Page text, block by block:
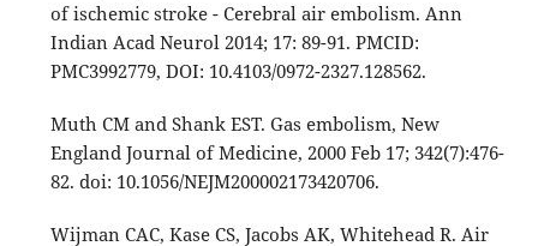
of ischemic stroke - Cerebral air embolism. Ann
Indian Acad Neurol 2014; 17: 89-91. PMCID:
PMC3992779, DOI: 10.4103/0972-2327.128562.
Muth CM and Shank EST. Gas embolism, New
England Journal of Medicine, 2000 Feb 17; 342(7):476-
82. doi: 10.1056/NEJM200002173420706.
Wijman CAC, Kase CS, Jacobs AK, Whitehead R. Air